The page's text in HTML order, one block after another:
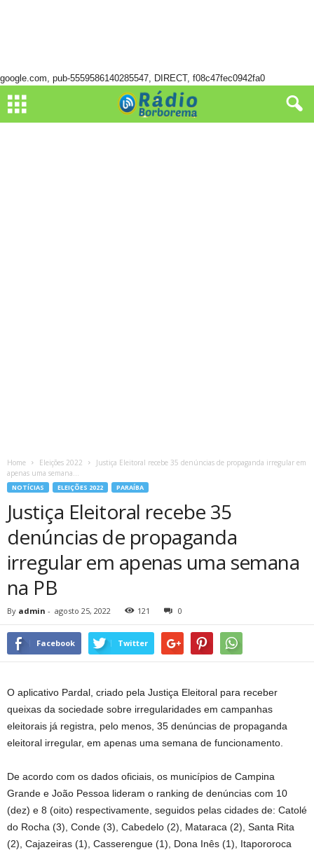
google.com, pub-5559586140285547, DIRECT, f08c47fec0942fa0
Home Eleições 2022
Justiça Eleitoral recebe 35 denúncias de propaganda irregular em
apenas uma semana...
NOTÍCIAS ELEIÇÕES 2022 PARAÍBA
Justiça Eleitoral recebe 35
denúncias de propaganda
irregular em apenas uma semana
na PB
By admin - agosto 25, 2022 121 0
Facebook Twitter
O aplicativo Pardal, criado pela Justiça Eleitoral para receber
queixas da sociedade sobre irregularidades em campanhas
eleitorais já registra, pelo menos, 35 denúncias de propaganda
eleitoral irregular, em apenas uma semana de funcionamento.
De acordo com os dados oficiais, os municípios de Campina
Grande e João Pessoa lideram o ranking de denúncias com 10
(dez) e 8 (oito) respectivamente, seguidos pelas cidades de: Catolé
do Rocha (3), Conde (3), Cabedelo (2), Mataraca (2), Santa Rita
(2), Cajazeiras (1), Casserengue (1), Dona Inês (1), Itapororoca